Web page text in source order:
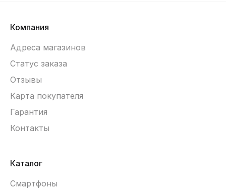
Компания
Адреса магазинов
Статус заказа
Отзывы
Карта покупателя
Гарантия
Контакты
Каталог
Смартфоны